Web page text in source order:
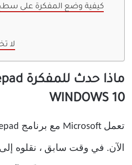
كيفية وضع المفكرة على
لا
WINDOWS 10